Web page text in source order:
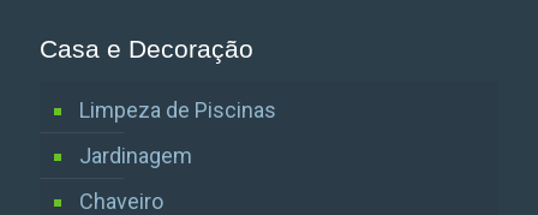
Casa e Decoração
Limpeza de Piscinas
Jardinagem
Chaveiro